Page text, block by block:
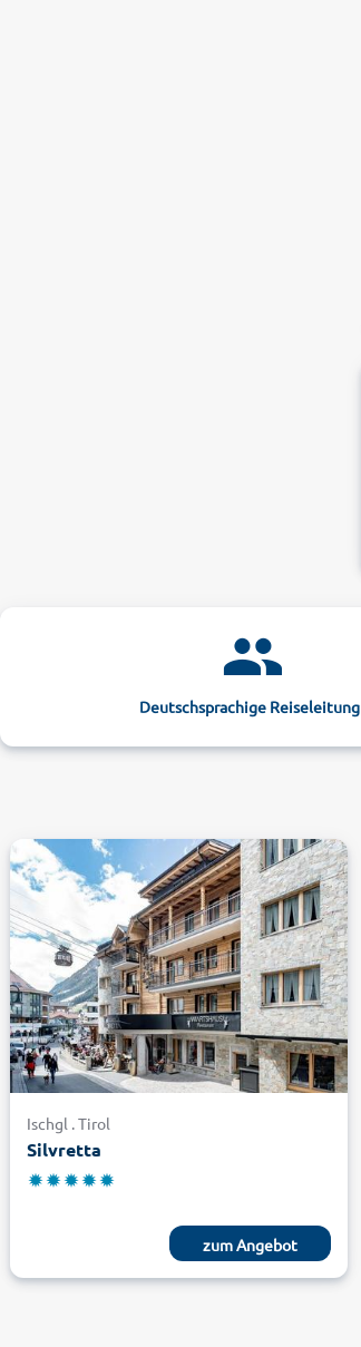
Deutschsprachige Reiseleitung
Ischgl . Tirol
Silvretta
zum Angebot